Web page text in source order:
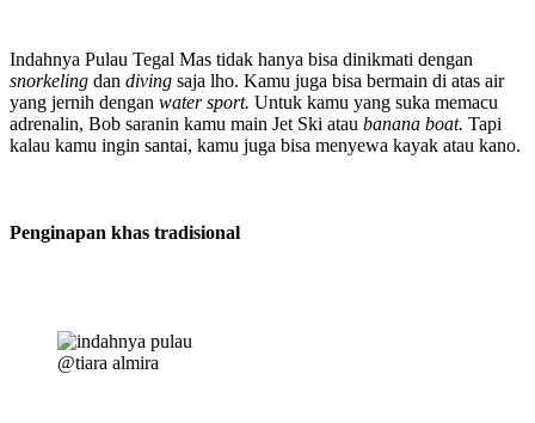
Indahnya Pulau Tegal Mas tidak hanya bisa dinikmati dengan
snorkeling dan diving saja lho. Kamu juga bisa bermain di atas air
yang jernih dengan water sport. Untuk kamu yang suka memacu
adrenalin, Bob saranin kamu main Jet Ski atau banana boat. Tapi
kalau kamu ingin santai, kamu juga bisa menyewa kayak atau kano.
Penginapan khas tradisional
@tiara almira